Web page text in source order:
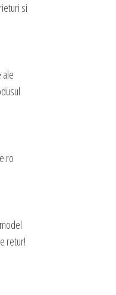
si
ale
retur!